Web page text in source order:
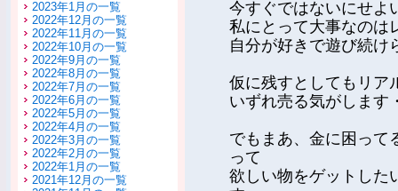
2023年1月の一覧
2022年12月の一覧
2022年11月の一覧
2022年10月の一覧
2022年9月の一覧
2022年8月の一覧
2022年7月の一覧
2022年6月の一覧
2022年5月の一覧
2022年4月の一覧
2022年3月の一覧
2022年2月の一覧
2022年1月の一覧
2021年12月の一覧
今すぐではないにせよ
私にとって大事なのは
自分が好きで遊び続け
仮に残すとしてもリア
いずれ売る気がします
でもまあ、金に困って
って
欲しい物をゲットした